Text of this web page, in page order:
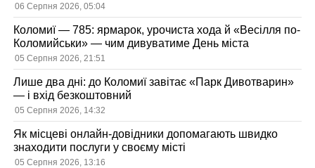
06 Серпня 2026, 05:04
Коломиї — 785: ярмарок, урочиста хода й «Весілля по-
Коломийськи» — чим дивуватиме День міста
05 Серпня 2026, 21:51
Лише два дні: до Коломиї завітає «Парк Дивотварин»
— і вхід безкоштовний
05 Серпня 2026, 14:32
Як місцеві онлайн-довідники допомагають швидко
знаходити послуги у своєму місті
05 Серпня 2026, 13:16